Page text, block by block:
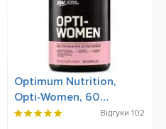
Optimum Nutrition,
Opti-Women, 60
Capsules
Відгуки 102